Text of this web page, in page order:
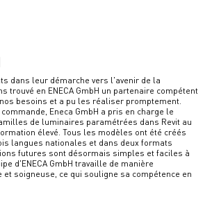
dans leur démarche vers l'avenir de la
trouvé en ENECA GmbH un partenaire compétent
besoins et a pu les réaliser promptement.
Eneca GmbH a pris en charge le
de luminaires paramétrées dans Revit au
élevé. Tous les modèles ont été créés
langues nationales et dans deux formats
futures sont désormais simples et faciles à
d'ENECA GmbH travaille de manière
soigneuse, ce qui souligne sa compétence en